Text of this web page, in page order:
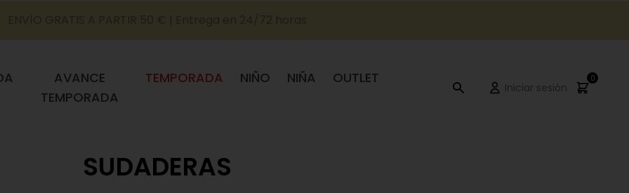
AVANCE
TEMPORADA
TEMPORADA NIÑO NIÑA OUTLET
Iniciar sesión
0
SUDADERAS